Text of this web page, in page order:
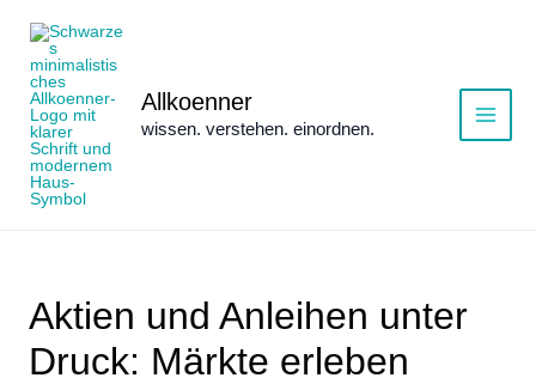
Inhalt
springen
Allkoenner
wissen. verstehen. einordnen.
Main
Aktien und Anleihen unter
Druck: Märkte erleben